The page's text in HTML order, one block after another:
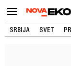
SRBIJA SVET